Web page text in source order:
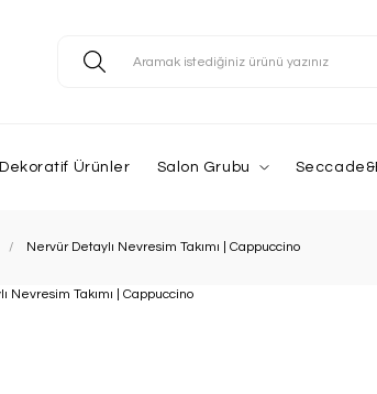
Dekoratif Ürünler Salon Grubu
Nervür Detaylı Nevresim Takımı | Cappuccino